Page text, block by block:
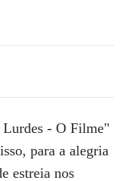
Lurdes - O Filme"
para a alegria
estreia nos